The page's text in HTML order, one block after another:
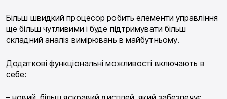
Більш швидкий процесор робить елементи управління
ще більш чутливими і буде підтримувати більш
складний аналіз вимірювань в майбутньому.
Додаткові функціональні можливості включають в
себе: